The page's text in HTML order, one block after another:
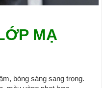
MẠ
bóng sáng sang trọng.